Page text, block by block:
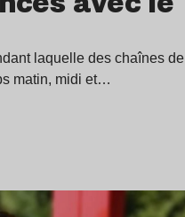
laquelle des chaînes de
matin, midi et…